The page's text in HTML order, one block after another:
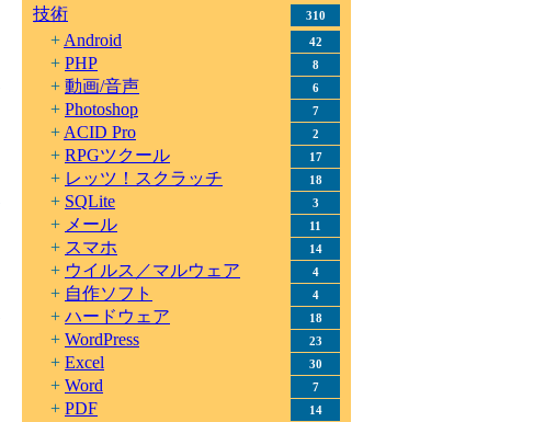
技術
310
Android 42
PHP 8
動画/音声 6
Photoshop 7
ACID Pro 2
RPGツクール 17
レッツ！スクラッチ 18
SQLite 3
メール 11
スマホ 14
ウイルス／マルウェア 4
自作ソフト 4
ハードウェア 18
WordPress 23
Excel 30
Word 7
PDF 14